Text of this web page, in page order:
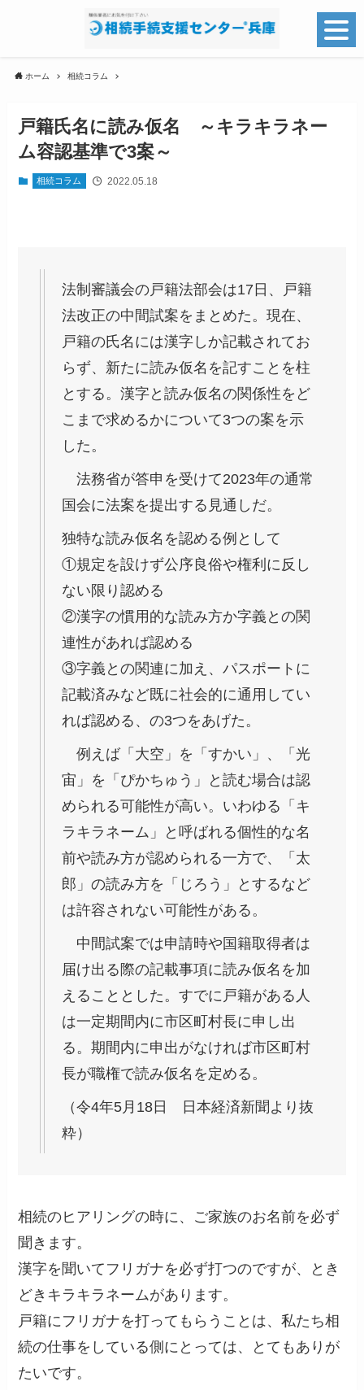
ホーム 相続コラム
戸籍氏名に読み仮名 ～キラキラネー
ム容認基準で3案～
相続コラム 2022.05.18
法制審議会の戸籍法部会は17日、戸籍
法改正の中間試案をまとめた。現在、
戸籍の氏名には漢字しか記載されてお
らず、新たに読み仮名を記すことを柱
とする。漢字と読み仮名の関係性をど
こまで求めるかについて3つの案を示
した。
法務省が答申を受けて2023年の通常
国会に法案を提出する見通しだ。
独特な読み仮名を認める例として
①規定を設けず公序良俗や権利に反し
ない限り認める
②漢字の慣用的な読み方か字義との関
連性があれば認める
③字義との関連に加え、パスポートに
記載済みなど既に社会的に通用してい
れば認める、の3つをあげた。
例えば「大空」を「すかい」、「光
宙」を「ぴかちゅう」と読む場合は認
められる可能性が高い。いわゆる「キ
ラキラネーム」と呼ばれる個性的な名
前や読み方が認められる一方で、「太
郎」の読み方を「じろう」とするなど
は許容されない可能性がある。
中間試案では申請時や国籍取得者は
届け出る際の記載事項に読み仮名を加
えることとした。すでに戸籍がある人
は一定期間内に市区町村長に申し出
る。期間内に申出がなければ市区町村
長が職権で読み仮名を定める。
（令4年5月18日 日本経済新聞より抜
粋）
相続のヒアリングの時に、ご家族のお名前を必ず
聞きます。
漢字を聞いてフリガナを必ず打つのですが、とき
どきキラキラネームがあります。
戸籍にフリガナを打ってもらうことは、私たち相
続の仕事をしている側にとっては、とてもありが
たいです。